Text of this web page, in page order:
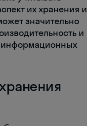
их хранения и
значительно
и